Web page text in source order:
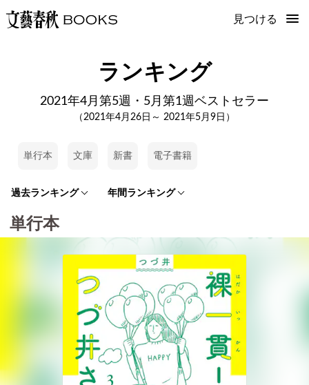
見つける
ランキング
2021年4月第5週・5月第1週ベストセラー
（2021年4月26日～ 2021年5月9日）
単行本 文庫 新書 電子書籍
過去ランキング 年間ランキング
単行本